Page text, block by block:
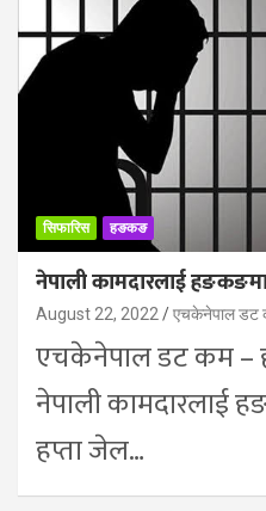
सिफारिस हङकङ
नेपाली कामदारलाई
August 22, 2022 एचकेनेपाल डट
एचकेनेपाल डट कम –
नेपाली कामदारलाई
हप्ता जेल…